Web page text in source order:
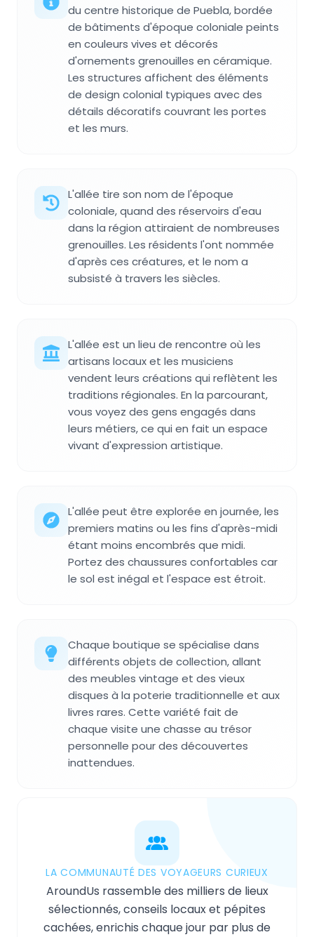
du centre historique de Puebla, bordée
de bâtiments d'époque coloniale peints
en couleurs vives et décorés
d'ornements grenouilles en céramique.
Les structures affichent des éléments
de design colonial typiques avec des
détails décoratifs couvrant les portes
et les murs.
L'allée tire son nom de l'époque
coloniale, quand des réservoirs d'eau
dans la région attiraient de nombreuses
grenouilles. Les résidents l'ont nommée
d'après ces créatures, et le nom a
subsisté à travers les siècles.
L'allée est un lieu de rencontre où les
artisans locaux et les musiciens
vendent leurs créations qui reflètent les
traditions régionales. En la parcourant,
vous voyez des gens engagés dans
leurs métiers, ce qui en fait un espace
vivant d'expression artistique.
L'allée peut être explorée en journée, les
premiers matins ou les fins d'après-midi
étant moins encombrés que midi.
Portez des chaussures confortables car
le sol est inégal et l'espace est étroit.
Chaque boutique se spécialise dans
différents objets de collection, allant
des meubles vintage et des vieux
disques à la poterie traditionnelle et aux
livres rares. Cette variété fait de
chaque visite une chasse au trésor
personnelle pour des découvertes
inattendues.
LA COMMUNAUTÉ DES VOYAGEURS CURIEUX
AroundUs rassemble des milliers de lieux
sélectionnés, conseils locaux et pépites
cachées, enrichis chaque jour par plus de